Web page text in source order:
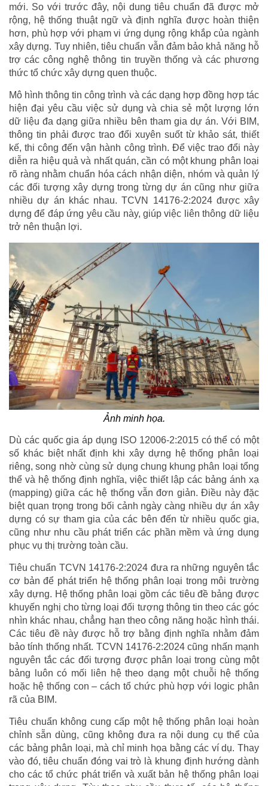
mới. So với trước đây, nội dung tiêu chuẩn đã được mở
rộng, hệ thống thuật ngữ và định nghĩa được hoàn thiện
hơn, phù hợp với phạm vi ứng dụng rộng khắp của ngành
xây dựng. Tuy nhiên, tiêu chuẩn vẫn đảm bảo khả năng hỗ
trợ các công nghệ thông tin truyền thống và các phương
thức tổ chức xây dựng quen thuộc.
Mô hình thông tin công trình và các dạng hợp đồng hợp tác
hiện đại yêu cầu việc sử dụng và chia sẻ một lượng lớn
dữ liệu đa dạng giữa nhiều bên tham gia dự án. Với BIM,
thông tin phải được trao đổi xuyên suốt từ khảo sát, thiết
kế, thi công đến vận hành công trình. Để việc trao đổi này
diễn ra hiệu quả và nhất quán, cần có một khung phân loại
rõ ràng nhằm chuẩn hóa cách nhận diện, nhóm và quản lý
các đối tượng xây dựng trong từng dự án cũng như giữa
nhiều dự án khác nhau. TCVN 14176-2:2024 được xây
dựng để đáp ứng yêu cầu này, giúp việc liên thông dữ liệu
trở nên thuận lợi.
Ảnh minh họa.
Dù các quốc gia áp dụng ISO 12006-2:2015 có thể có một
số khác biệt nhất định khi xây dựng hệ thống phân loại
riêng, song nhờ cùng sử dụng chung khung phân loại tổng
thể và hệ thống định nghĩa, việc thiết lập các bảng ánh xạ
(mapping) giữa các hệ thống vẫn đơn giản. Điều này đặc
biệt quan trọng trong bối cảnh ngày càng nhiều dự án xây
dựng có sự tham gia của các bên đến từ nhiều quốc gia,
cũng như nhu cầu phát triển các phần mềm và ứng dụng
phục vụ thị trường toàn cầu.
Tiêu chuẩn TCVN 14176-2:2024 đưa ra những nguyên tắc
cơ bản để phát triển hệ thống phân loại trong môi trường
xây dựng. Hệ thống phân loại gồm các tiêu đề bảng được
khuyến nghị cho từng loại đối tượng thông tin theo các góc
nhìn khác nhau, chẳng hạn theo công năng hoặc hình thái.
Các tiêu đề này được hỗ trợ bằng định nghĩa nhằm đảm
bảo tính thống nhất. TCVN 14176-2:2024 cũng nhấn mạnh
nguyên tắc các đối tượng được phân loại trong cùng một
bảng luôn có mối liên hệ theo dạng một chuỗi hệ thống
hoặc hệ thống con – cách tổ chức phù hợp với logic phân
rã của BIM.
Tiêu chuẩn không cung cấp một hệ thống phân loại hoàn
chỉnh sẵn dùng, cũng không đưa ra nội dung cụ thể của
các bảng phân loại, mà chỉ minh họa bằng các ví dụ. Thay
vào đó, tiêu chuẩn đóng vai trò là khung định hướng dành
cho các tổ chức phát triển và xuất bản hệ thống phân loại